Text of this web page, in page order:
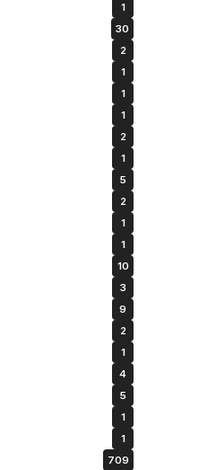
1
30
2
1
1
1
2
1
5
2
1
1
10
3
9
2
1
4
5
1
1
709